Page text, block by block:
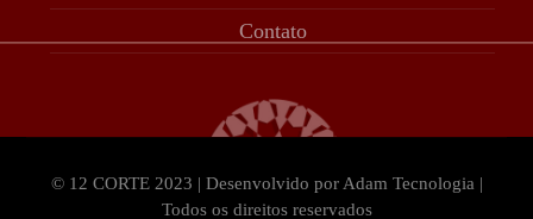
Contato
© 12 CORTE 2023 | Desenvolvido por Adam Tecnologia |
Todos os direitos reservados